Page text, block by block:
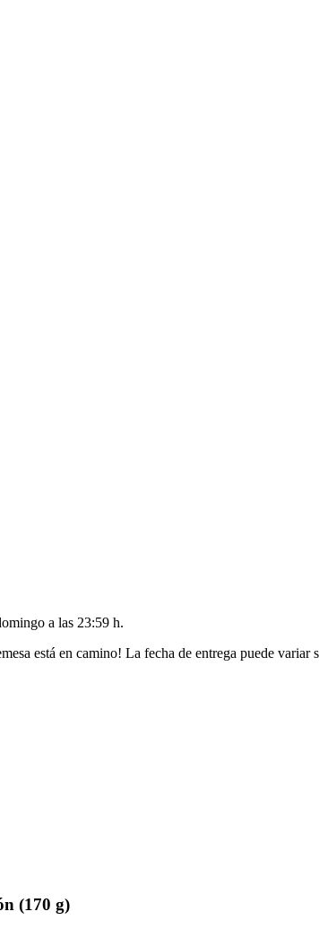
a las 23:59 h.
está en camino! La fecha de entrega puede variar
(170 g)